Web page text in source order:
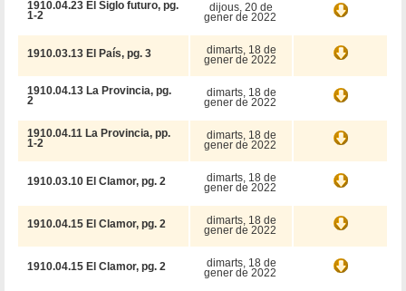
1910.04.23 El Siglo futuro, pg.
1-2
dijous, 20 de
gener de 2022
1910.03.13 El País, pg. 3 dimarts, 18 de
gener de 2022
1910.04.13 La Provincia, pg.
2
dimarts, 18 de
gener de 2022
1910.04.11 La Provincia, pp.
1-2
dimarts, 18 de
gener de 2022
1910.03.10 El Clamor, pg. 2 dimarts, 18 de
gener de 2022
1910.04.15 El Clamor, pg. 2 dimarts, 18 de
gener de 2022
1910.04.15 El Clamor, pg. 2 dimarts, 18 de
gener de 2022